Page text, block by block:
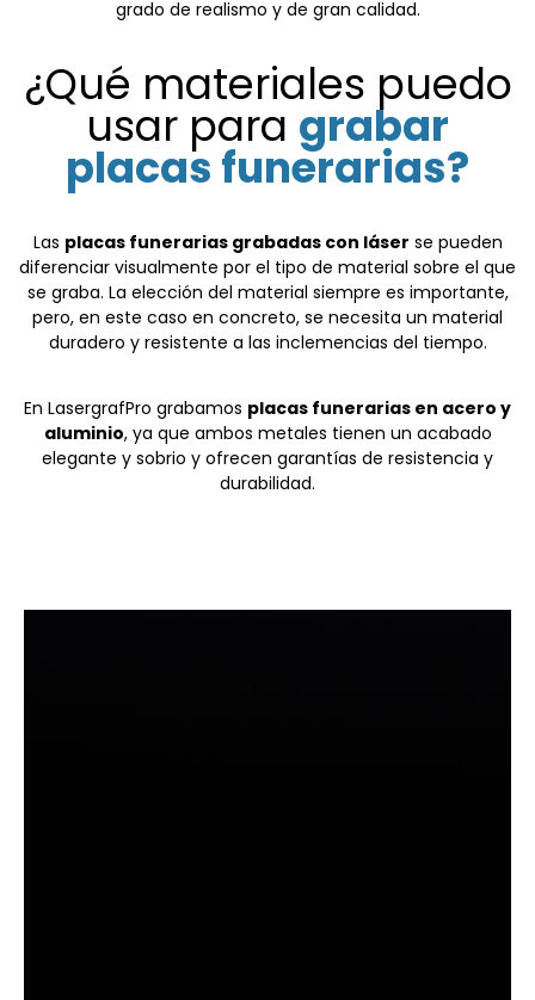
grado de realismo y de gran calidad.
¿Qué materiales puedo
usar para grabar
placas funerarias?
Las placas funerarias grabadas con láser se pueden
diferenciar visualmente por el tipo de material sobre el que
se graba. La elección del material siempre es importante,
pero, en este caso en concreto, se necesita un material
duradero y resistente a las inclemencias del tiempo.
En LasergrafPro grabamos placas funerarias en acero y
aluminio, ya que ambos metales tienen un acabado
elegante y sobrio y ofrecen garantías de resistencia y
durabilidad.